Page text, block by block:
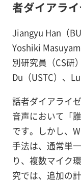
者ダイアラ
Jiangyu Han（
Yoshiki
別研究員（CS研
Du（USTC）、
話者ダイアライ
音声において「
です。しかし、
手法は、通常単
り、複数マイク
究では、追加の